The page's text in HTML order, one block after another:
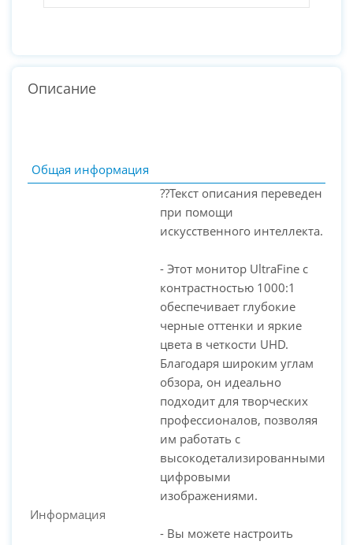
PC-Arena на карте Москвы — Яндекс Карты
Описание
Общая информация
Информация
??Текст описания переведен
при помощи
искусственного интеллекта.
- Этот монитор UltraFine с
контрастностью 1000:1
обеспечивает глубокие
черные оттенки и яркие
цвета в четкости UHD.
Благодаря широким углам
обзора, он идеально
подходит для творческих
профессионалов, позволяя
им работать с
высокодетализированными
цифровыми
изображениями.
- Вы можете настроить